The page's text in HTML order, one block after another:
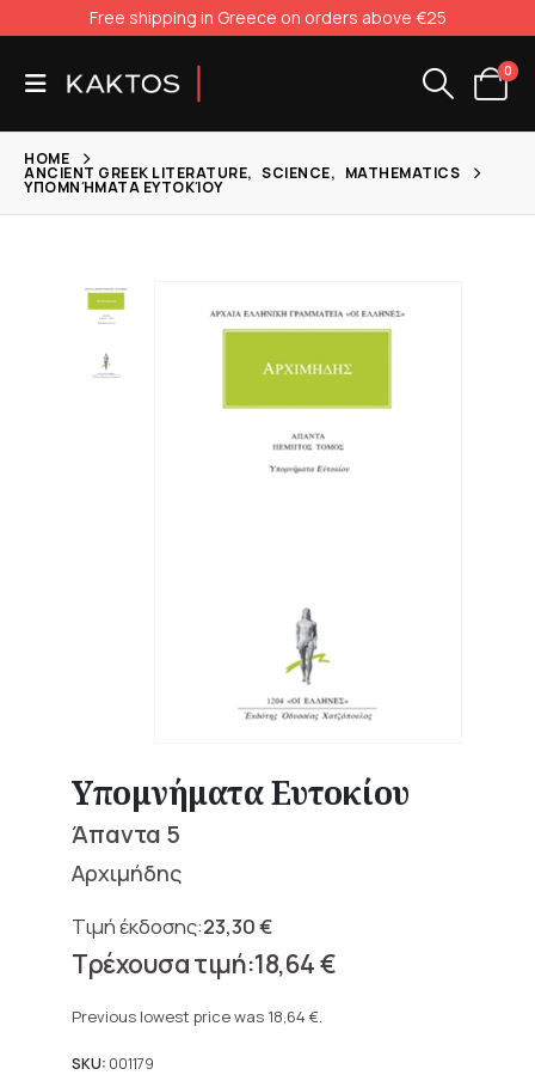
Free shipping in Greece on orders above €25
0
HOME
ANCIENT GREEK LITERATURE, SCIENCE, MATHEMATICS
ΥΠΟΜΝΉΜΑΤΑ ΕΥΤΟΚΊΟΥ
Υπομνήματα Ευτοκίου
Άπαντα 5
Αρχιμήδης
23,30€
Original
price
23,30 €.
18,64€
price
Previous lowest price was 18,64 €.
SKU: 001179